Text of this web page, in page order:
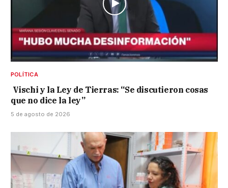
POLÍTICA
Vischi y la Ley de Tierras: “Se discutieron cosas
que no dice la ley”
5 de agosto de 2026